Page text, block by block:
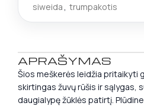
siweida, trumpakotis
APRAŠYMAS
Šios meškerės leidžia pritaikyti
skirtingas žuvų rūšis ir sąlygas,
daugialypę žūklės patirtį.